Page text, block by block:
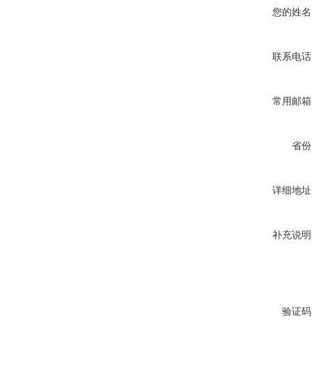
您的姓
联系电
常用邮
省
详细地
补充说
验证